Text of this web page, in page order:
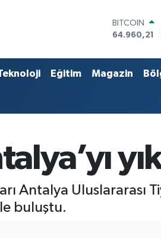
DOLAR
47,7436
55,2510
STERLİN
64.960,21
Eğitim Magazin
Antalya Uluslararası
buluştu.